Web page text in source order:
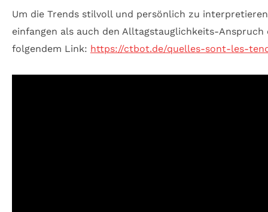
Um die Trends stilvoll und persönlich zu
einfangen als auch den Alltagstauglichkeits-
folgendem Link: https://ctbot.de/quelles-sont-les-